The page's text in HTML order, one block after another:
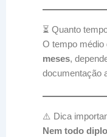
⏳ Quanto
O tempo médio
meses,
documentação
⚠️ Dica
Nem todo